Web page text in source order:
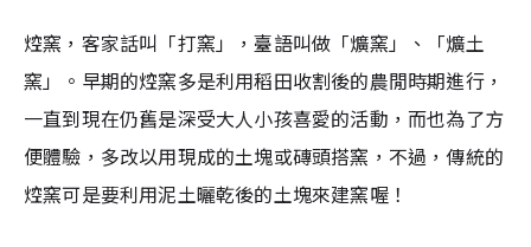
焢窯，客家話叫「打窯」，臺語叫做「爌窯」、「爌土
窯」。早期的焢窯多是利用稻田收割後的農閒時期進行，
一直到現在仍舊是深受大人小孩喜愛的活動，而也為了方
便體驗，多改以用現成的土塊或磚頭搭窯，不過，傳統的
焢窯可是要利用泥土曬乾後的土塊來建窯喔！